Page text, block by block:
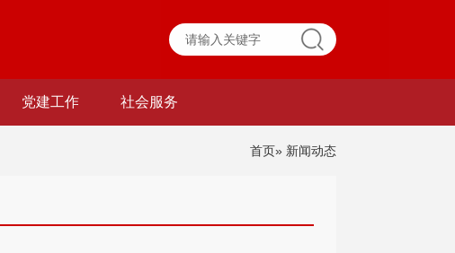
党建工作 社会服务
首页» 新闻动态